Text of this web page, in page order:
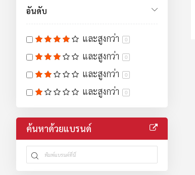
อันดับ
และสูงกว่า 0
และสูงกว่า 0
และสูงกว่า 0
และสูงกว่า 0
ค้นหาด้วยแบรนด์